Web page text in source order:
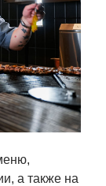
а также на